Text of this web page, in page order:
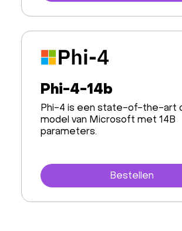
Phi-4-14b
Phi-4 is een state-of-the-art
model van Microsoft met 14B
parameters.
Bestellen